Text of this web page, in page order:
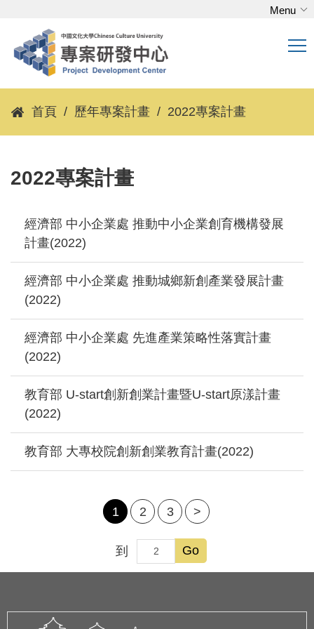
主
內
容
Menu
首頁 歷年專案計畫 2022專案計畫
2022專案計畫
經濟部 中小企業處 推動中小企業創育機構發展
計畫(2022)
經濟部 中小企業處 推動城鄉新創產業發展計畫
(2022)
經濟部 中小企業處 先進產業策略性落實計畫
(2022)
教育部 U-start創新創業計畫暨U-start原漾計畫
(2022)
教育部 大專校院創新創業教育計畫(2022)
1 2 3 >
到 Go